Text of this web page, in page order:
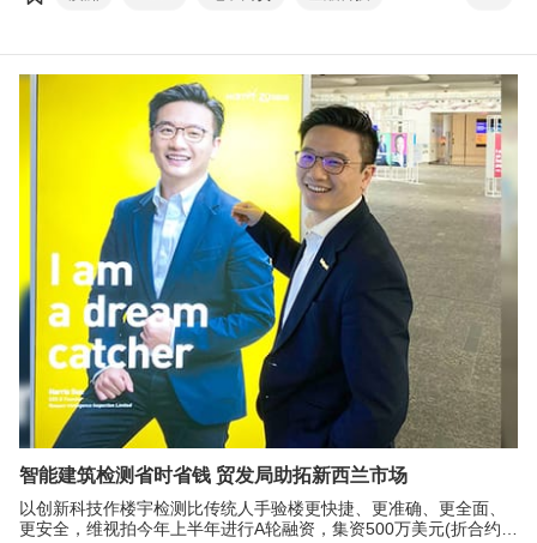
智能建筑检测省时省钱 贸发局助拓新西兰市场
以创新科技作楼宇检测比传统人手验楼更快捷、更准确、更全面、
更安全，维视拍今年上半年进行A轮融资，集资500万美元(折合约